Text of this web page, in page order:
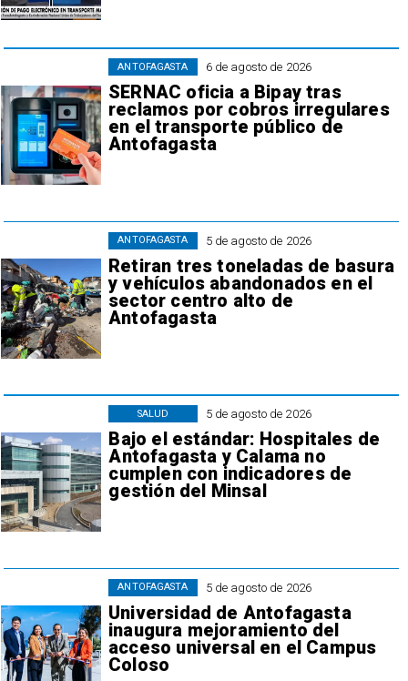
6 de agosto de 2026
SERNAC oficia a Bipay tras
reclamos por cobros irregulares
en el transporte público de
Antofagasta
ANTOFAGASTA
5 de agosto de 2026
Retiran tres toneladas de basura
y vehículos abandonados en el
sector centro alto de
Antofagasta
ANTOFAGASTA
5 de agosto de 2026
Bajo el estándar: Hospitales de
Antofagasta y Calama no
cumplen con indicadores de
gestión del Minsal
SALUD
5 de agosto de 2026
Universidad de Antofagasta
inaugura mejoramiento del
acceso universal en el Campus
Coloso
ANTOFAGASTA